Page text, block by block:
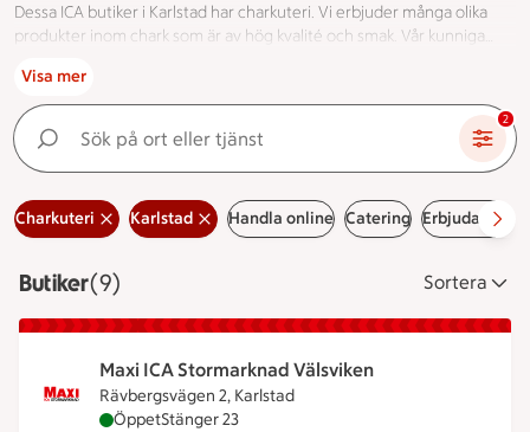
Visa mer
Dessa ICA butiker i Karlstad har charkuteri. Vi erbjuder många olika
produkter inom chark som är av hög kvalité och smak. Vår kunniga
Köp chark hos ICA.
Sök på ort eller tjänst 2
Charkuteri Karlstad Handla online Catering Erbjudanden
ButikerVisar 9 stycken
(9) Sortera
Maxi ICA Stormarknad Välsviken
Rävbergsvägen 2, Karlstad
Maxi ICA Stormarknad Välsviken är öppen nu,
ÖppetStänger 23